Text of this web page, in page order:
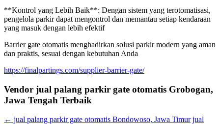
**Kontrol yang Lebih Baik**: Dengan sistem yang terotomatisasi,
pengelola parkir dapat mengontrol dan memantau setiap kendaraan
yang masuk dengan lebih efektif
Barrier gate otomatis menghadirkan solusi parkir modern yang aman
dan praktis, sesuai dengan kebutuhan Anda
https://finalpartings.com/supplier-barrier-gate/
Vendor jual palang parkir gate otomatis Grobogan,
Jawa Tengah Terbaik
← jual palang parkir gate otomatis Bondowoso, Jawa Timur jual